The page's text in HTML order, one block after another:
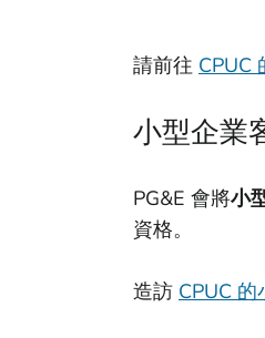
請前往 CPUC
小型企業
PG&E 會將小
資格。
造訪 CPUC